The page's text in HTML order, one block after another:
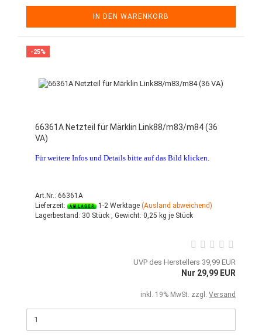
IN DEN WARENKORB
-25%
66361A Netzteil für Märklin Link88/m83/m84 (36
VA)
Für weitere Infos und Details bitte auf das Bild klicken.
Art.Nr.: 66361A
Lieferzeit:
1-2 Werktage (Ausland abweichend)
Lagerbestand: 30 Stück , Gewicht: 0,25 kg je Stück
UVP des Herstellers 39,99 EUR
Nur 29,99 EUR
inkl. 19% MwSt. zzgl. Versand